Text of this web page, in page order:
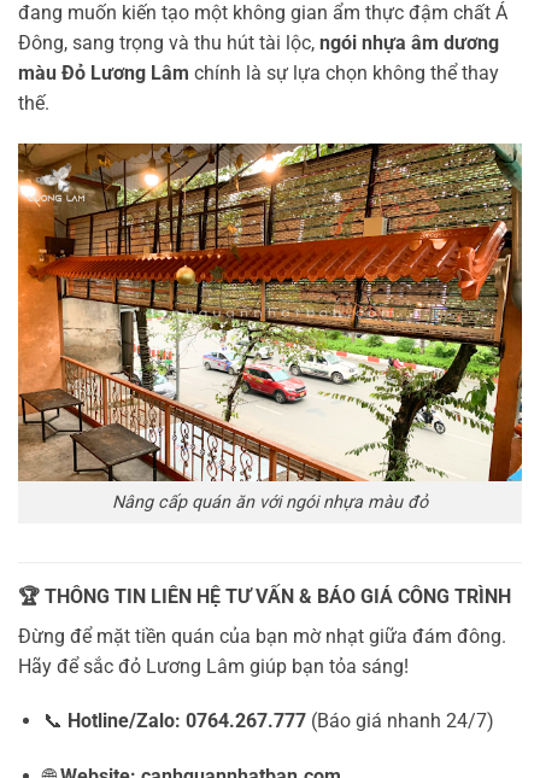
đang muốn kiến tạo một không gian ẩm thực đậm chất Á
Đông, sang trọng và thu hút tài lộc, ngói nhựa âm dương
màu Đỏ Lương Lâm chính là sự lựa chọn không thể thay
thế.
Nâng cấp quán ăn với ngói nhựa màu đỏ
🏆 THÔNG TIN LIÊN HỆ TƯ VẤN & BÁO GIÁ CÔNG TRÌNH
Đừng để mặt tiền quán của bạn mờ nhạt giữa đám đông.
Hãy để sắc đỏ Lương Lâm giúp bạn tỏa sáng!
📞 Hotline/Zalo: 0764.267.777(Báo giá nhanh 24/7)